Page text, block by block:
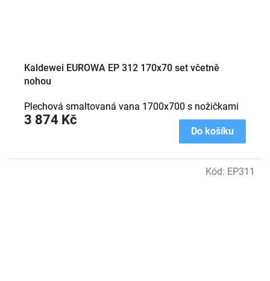
Kaldewei EUROWA EP 312 170x70 set včetně
nohou
3 874 Kč
Do košíku
Plechová smaltovaná vana 1700x700 s nožičkami
Kód: EP311